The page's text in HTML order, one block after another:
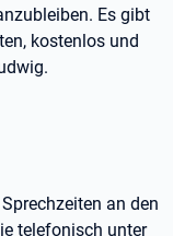
Es gibt
kostenlos und
an den
telefonisch unter